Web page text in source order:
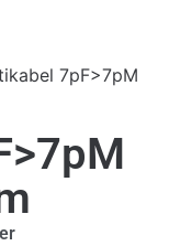
7pF>7pM